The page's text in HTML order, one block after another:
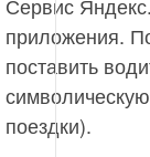
приложения.
поставить
поездки).